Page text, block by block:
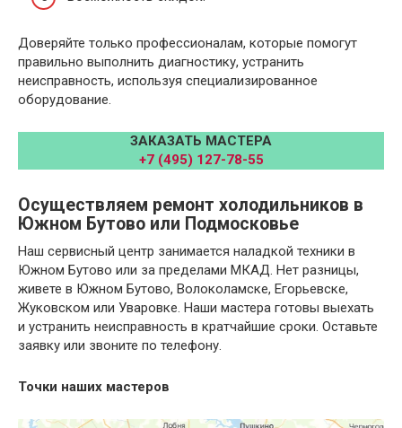
Доверяйте только профессионалам, которые помогут
правильно выполнить диагностику, устранить
неисправность, используя специализированное
оборудование.
ЗАКАЗАТЬ МАСТЕРА
+7 (495) 127-78-55
Осуществляем ремонт холодильников в
Южном Бутово или Подмосковье
Наш сервисный центр занимается наладкой техники в
Южном Бутово или за пределами МКАД. Нет разницы,
живете в Южном Бутово, Волоколамске, Егорьевске,
Жуковском или Уваровке. Наши мастера готовы выехать
и устранить неисправность в кратчайшие сроки. Оставьте
заявку или звоните по телефону.
Точки наших мастеров